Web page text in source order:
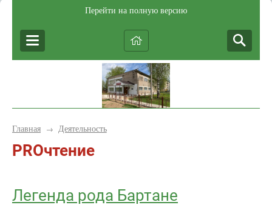
Перейти на полную версию
Главная → Деятельность
PROчтение
Легенда рода Бартане